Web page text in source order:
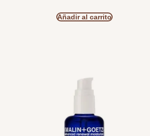
Añadir al carrito